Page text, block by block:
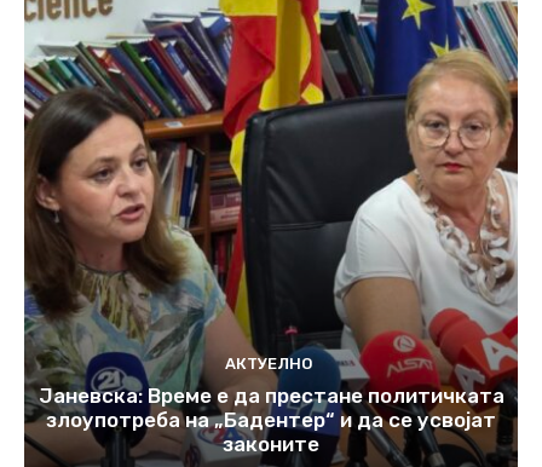
АКТУЕЛНО
Јаневска: Време е да престане политичката
злоупотреба на „Бадентер“ и да се усвојат
законите